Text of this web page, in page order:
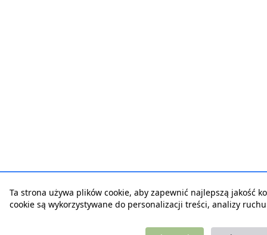
Ta strona używa plików cookie, aby zapewnić najlepszą jakość
cookie są wykorzystywane do personalizacji treści, analizy